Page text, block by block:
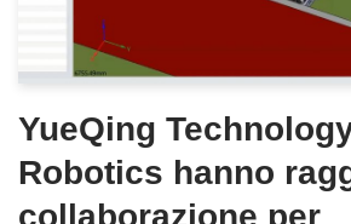
YueQing
Robotics hanno
collaborazione per